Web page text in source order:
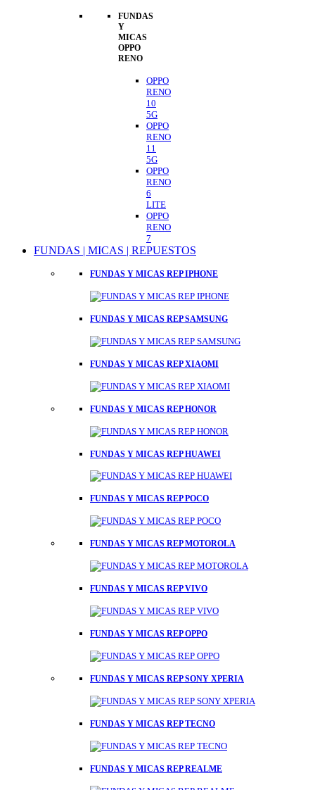
FUNDAS
Y
MICAS
OPPO
RENO
OPPO
RENO
10
5G
OPPO
RENO
11
5G
OPPO
RENO
6
LITE
OPPO
RENO
7
FUNDAS | MICAS | REPUESTOS
FUNDAS Y MICAS REP IPHONE
FUNDAS Y MICAS REP SAMSUNG
FUNDAS Y MICAS REP XIAOMI
FUNDAS Y MICAS REP HONOR
FUNDAS Y MICAS REP HUAWEI
FUNDAS Y MICAS REP POCO
FUNDAS Y MICAS REP MOTOROLA
FUNDAS Y MICAS REP VIVO
FUNDAS Y MICAS REP OPPO
FUNDAS Y MICAS REP SONY XPERIA
FUNDAS Y MICAS REP TECNO
FUNDAS Y MICAS REP REALME